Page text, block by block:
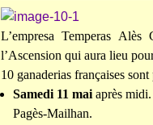
L’empresa Temperas
l’Ascension qui aura lieu
10 ganaderias françaises
Samedi 11 mai après
Pagès-Mailhan.